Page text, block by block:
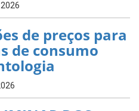
de preços para
de consumo